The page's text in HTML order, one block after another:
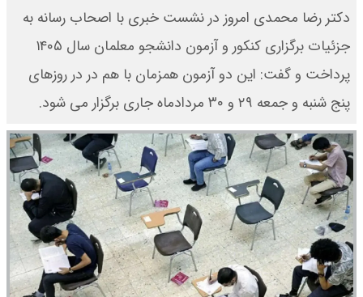
دکتر رضا محمدی امروز در نشست خبری با اصحاب رسانه به
جزئیات برگزاری کنکور و آزمون دانشجو معلمان سال ۱۴۰۵
پرداخت و گفت: این دو آزمون همزمان با هم در در روزهای
پنج شنبه و جمعه ۲۹ و ۳۰ مردادماه جاری برگزار می شود.